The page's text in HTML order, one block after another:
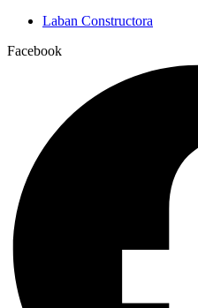
Laban Constructora
Facebook